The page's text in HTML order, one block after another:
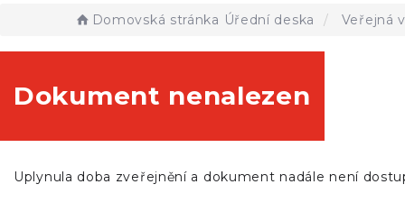
Domovská stránka Úřední deska Veřejná
Dokument nenalezen
Uplynula doba zveřejnění a dokument nadále není